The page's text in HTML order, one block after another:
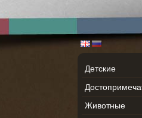
Детские
Животные